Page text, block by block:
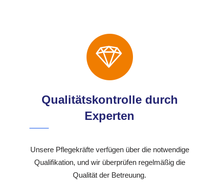
Qualitätskontrolle durch
Experten
Unsere Pflegekräfte verfügen über die notwendige
Qualifikation, und wir überprüfen regelmäßig die
Qualität der Betreuung.